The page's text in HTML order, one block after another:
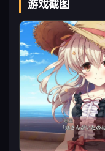
游戏截图